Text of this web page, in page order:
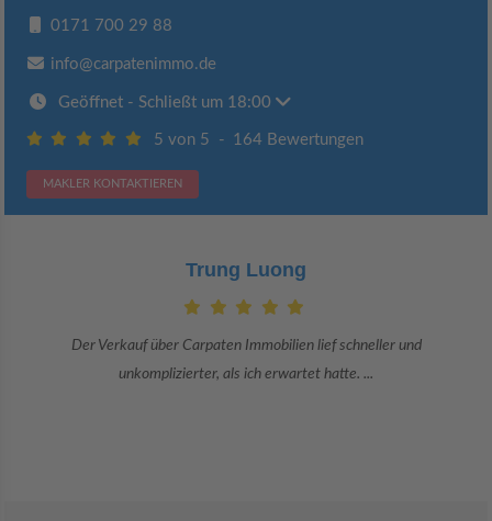
0171 700 29 88
info@carpatenimmo.de
Geöffnet - Schließt um 18:00
5 von 5 - 164 Bewertungen
MAKLER KONTAKTIEREN
Claudia Bergrath
Danke an Carpaten Immobilien und besonders an Frau Adriana Sarca.
Sie war viele Monate mehr als ...